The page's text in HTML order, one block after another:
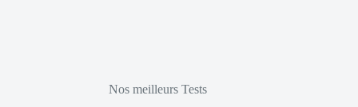
Nos meilleurs Tests